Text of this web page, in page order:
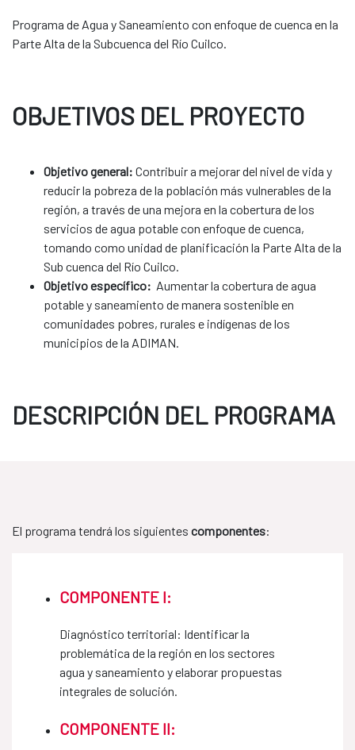
Programa de Agua y Saneamiento con enfoque de cuenca en la
Parte Alta de la Subcuenca del Río Cuilco.
OBJETIVOS DEL PROYECTO
Objetivo general: Contribuir a mejorar del nivel de vida y
reducir la pobreza de la población más vulnerables de la
región, a través de una mejora en la cobertura de los
servicios de agua potable con enfoque de cuenca,
tomando como unidad de planificación la Parte Alta de la
Sub cuenca del Río Cuilco.
Objetivo específico: Aumentar la cobertura de agua
potable y saneamiento de manera sostenible en
comunidades pobres, rurales e indígenas de los
municipios de la ADIMAN.
DESCRIPCIÓN DEL PROGRAMA
El programa tendrá los siguientes componentes:
COMPONENTE I:
Diagnóstico territorial: Identificar la
problemática de la región en los sectores
agua y saneamiento y elaborar propuestas
integrales de solución.
COMPONENTE II: